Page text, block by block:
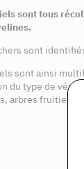
sont tous
sont
sont ainsi
du type de
arbres fruitiers